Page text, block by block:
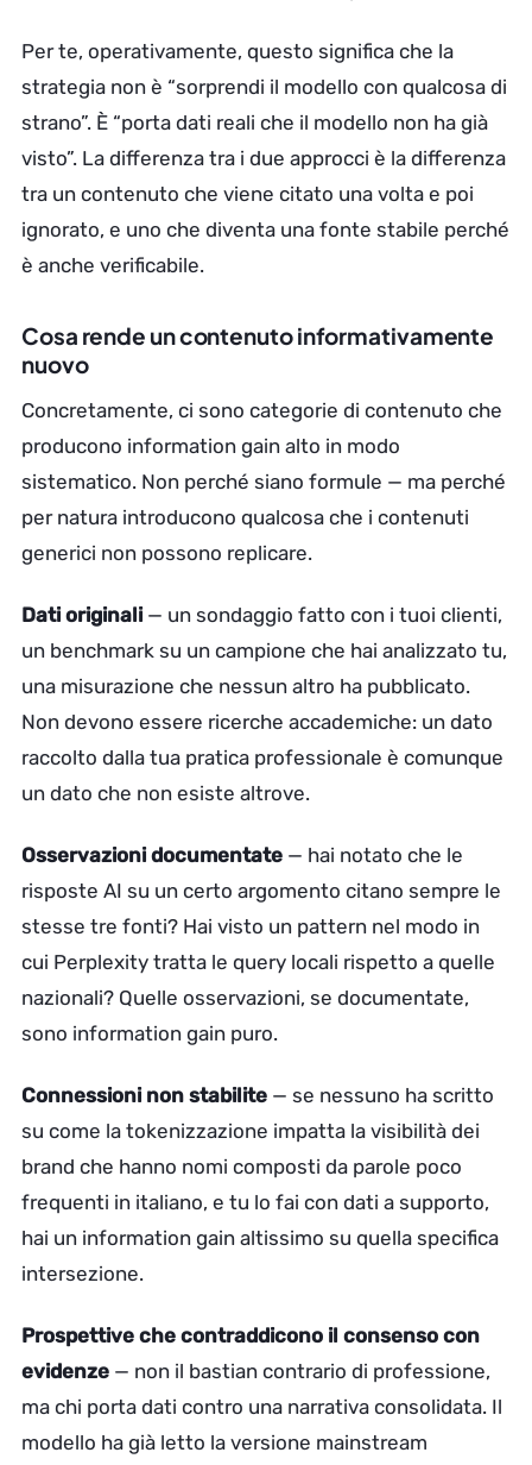
Per te, operativamente, questo significa che la
strategia non è “sorprendi il modello con qualcosa di
strano”. È “porta dati reali che il modello non ha già
visto”. La differenza tra i due approcci è la differenza
tra un contenuto che viene citato una volta e poi
ignorato, e uno che diventa una fonte stabile perché
è anche verificabile.
Cosa rende un contenuto informativamente
nuovo
Concretamente, ci sono categorie di contenuto che
producono information gain alto in modo
sistematico. Non perché siano formule — ma perché
per natura introducono qualcosa che i contenuti
generici non possono replicare.
Dati originali— un sondaggio fatto con i tuoi clienti,
un benchmark su un campione che hai analizzato tu,
una misurazione che nessun altro ha pubblicato.
Non devono essere ricerche accademiche: un dato
raccolto dalla tua pratica professionale è comunque
un dato che non esiste altrove.
Osservazioni documentate — hai notato che le
risposte AI su un certo argomento citano sempre le
stesse tre fonti? Hai visto un pattern nel modo in
cui Perplexity tratta le query locali rispetto a quelle
nazionali? Quelle osservazioni, se documentate,
sono information gain puro.
Connessioni non stabilite — se nessuno ha scritto
su come la tokenizzazione impatta la visibilità dei
brand che hanno nomi composti da parole poco
frequenti in italiano, e tu lo fai con dati a supporto,
hai un information gain altissimo su quella specifica
intersezione.
Prospettive che contraddicono il consenso con
evidenze — non il bastian contrario di professione,
ma chi porta dati contro una narrativa consolidata. Il
modello ha già letto la versione mainstream